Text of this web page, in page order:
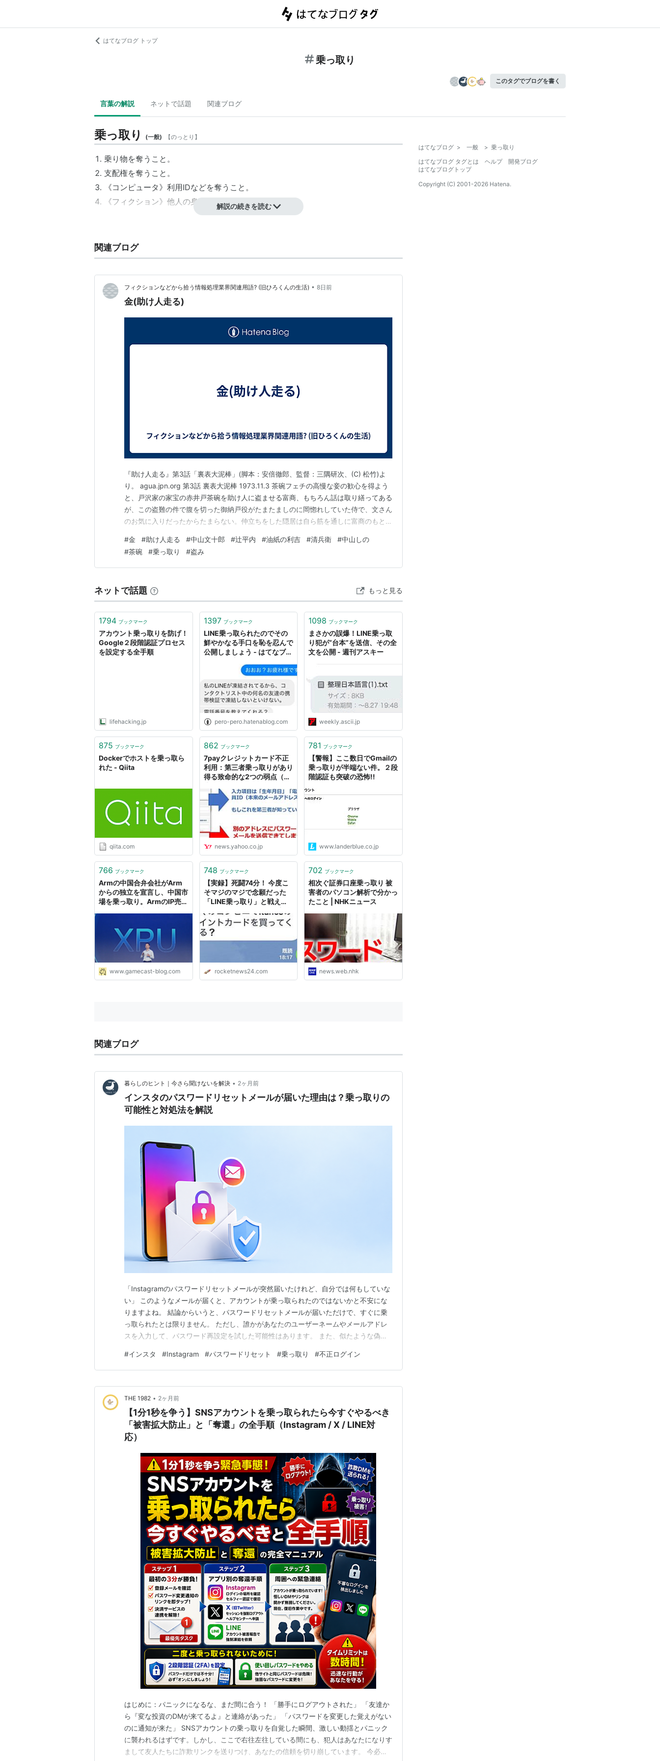
はてなブログ トップ
乗っ取り
このタグでブログを書く
言葉の解説 ネットで話題 関連ブログ
乗っ取り (一般) 【のっとり 】
乗り物を奪うこと。
支配権を奪うこと。
《コンピュータ》利用IDなどを奪うこと。
《フィクション》他人の身体を思い通りに動かすこと。
解説の続きを読む
関連ブログ
フィクションなどから拾う情報処理業界関連用語? (旧ひろくんの生活) • 8日前
金(助け人走る)
『助け人走る』第3話「裏表大泥棒」(脚本：安倍徹郎、監督：三隅研次、(C) 松竹)よ
り。 agua.jpn.org 第3話 裏表大泥棒 1973.11.3 茶碗フェチの高慢な妾の歓心を得よう
と、戸沢家の家宝の赤井戸茶碗を助け人に盗ませる富商、もちろん話は取り繕ってある
が、この盗難の件で腹を切った御納戸役がたまたましのに岡惚れしていた侍で、文さん
のお気に入りだったからたまらない。仲立ちをした隠居は自ら筋を通しに富商のもとに
後釜に座るという暴挙に出る。しかも富商は彼に助け人の始末を命じるのだった。 ロ
ケ地、おしのの茶店に…
#金 #助け人走る #中山文十郎 #辻平内 #油紙の利吉 #清兵衛 #中山しの
#茶碗 #乗っ取り #盗み
ネットで話題 もっと見る
1794 ブックマーク
アカウント乗っ取りを防げ！
Google２段階認証プロセス
を設定する全手順
lifehacking.jp
1397 ブックマーク
LINE乗っ取られたのでその
鮮やかなる手口を恥を忍んで
公開しましょう - はてなブロ
痩せました！
pero-pero.hatenablog.com
1098 ブックマーク
まさかの誤爆！LINE乗っ取
り犯が“台本”を送信、その全
文を公開 - 週刊アスキー
weekly.ascii.jp
875 ブックマーク
Dockerでホストを乗っ取ら
れた - Qiita
qiita.com
862 ブックマーク
7payクレジットカード不正
利用：第三者乗っ取りがあり
得る致命的な2つの弱点（三
Yahoo!ニュース
news.yahoo.co.jp
781 ブックマーク
【警報】ここ数日でGmailの
乗っ取りが半端ない件。２段
階認証も突破の恐怖!!
www.landerblue.co.jp
766 ブックマーク
Armの中国合弁会社がArm
からの独立を宣言し、中国市
場を乗っ取り。ArmのIP売上
www.gamecast-blog.com
748 ブックマーク
【実録】死闘74分！ 今度こ
そマジのマジで念願だった
「LINE乗っ取り」と戦え
に持ち込み相手はブチギレ爆
発TKO
rocketnews24.com
702 ブックマーク
相次ぐ証券口座乗っ取り 被
害者のパソコン解析で分かっ
たこと | NHKニュース
news.web.nhk
関連ブログ
暮らしのヒント｜今さら聞けないを解決 • 2ヶ月前
インスタのパスワードリセットメールが届いた理由は？乗っ取りの
可能性と対処法を解説
「Instagramのパスワードリセットメールが突然届いたけれど、自分では何もしていな
い」 このようなメールが届くと、アカウントが乗っ取られたのではないかと不安にな
りますよね。 結論からいうと、パスワードリセットメールが届いただけで、すぐに乗
っ取られたとは限りません。 ただし、誰かがあなたのユーザーネームやメールアドレ
スを入力して、パスワード再設定を試した可能性はあります。 また、似たような偽メ
ません。 この記事では、インスタのパスワードリセットメールが届く理由、乗っ取り
の可能性、確認すべきポイント、安全な対処法をわ…
#インスタ #Instagram #パスワードリセット #乗っ取り #不正ログイン
THE 1982 • 2ヶ月前
【1分1秒を争う】SNSアカウントを乗っ取られたら今すぐやるべき
「被害拡大防止」と「奪還」の全手順（Instagram / X / LINE対
応）
はじめに：パニックになるな、まだ間に合う！ 「勝手にログアウトされた」 「友達か
ら『変な投資のDMが来てるよ』と連絡があった」 「パスワードを変更した覚えがない
のに通知が来た」 SNSアカウントの乗っ取りを自覚した瞬間、激しい動揺とパニック
に襲われるはずです。しかし、ここで右往左往している間にも、犯人はあなたになりす
まして友人たちに詐欺リンクを送りつけ、あなたの信頼を切り崩しています。 今必要
はてなブログ > 一般 > 乗っ取り
はてなブログ タグとは
ヘルプ
開発ブログ
はてなブログトップ
Copyright (C) 2001-2026 Hatena.